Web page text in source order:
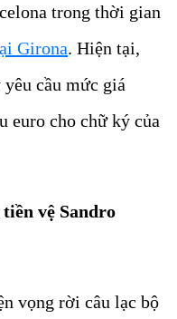
trong thời gian
Girona. Hiện tại,
cầu mức giá
euro cho chữ ký của
vệ Sandro
vọng rời câu lạc bộ